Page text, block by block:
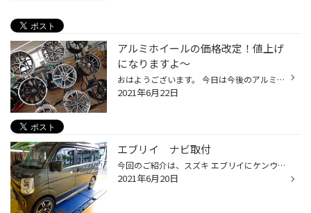
アルミホイールの価格改定！値上げ
になりますよ～
おはようございます。 今日は今後のアルミホイールの価格についてのお話です。 この春から各ホイール業者よりアルミホイールの値上げについて話が出ていましたが 先日、業者さまよりＦＡＸが届きました。 内容は・・・・昨年末から国内外でのアルミ原材料の高騰により、従来の価格を維持できなく 値...
2021年6月22日
エブリイ ナビ取付
今回のご紹介は、スズキ エブリイにケンウッド ナビ ＭＤＶ-Ｄ708ＢＴＷの取付です。 昨今は世界的な半導体不足により、メーカーにナビの在庫が少なく取付に時間がかかるケースが増えています。 そんな中ですが・・・以外に納期が早いナビがこちらのナビ！ ケンウッドＭＤＶ－Ｄ708シリーズです。 ...
2021年6月20日